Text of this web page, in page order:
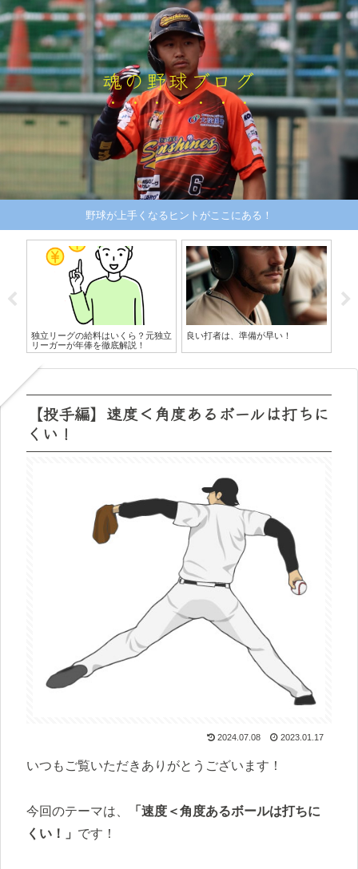
魂の野球ブログ
野球が上手くなるヒントがここにある！
独立リーグの給料はいくら？元独立
リーガーが年俸を徹底解説！
良い打者は、準備が早い！
【投手編】速度＜角度あるボールは打ちに
くい！
2024.07.08 2023.01.17
いつもご覧いただきありがとうございます！
今回のテーマは、
「速度＜角度あるボールは打ちに
くい！」 です！